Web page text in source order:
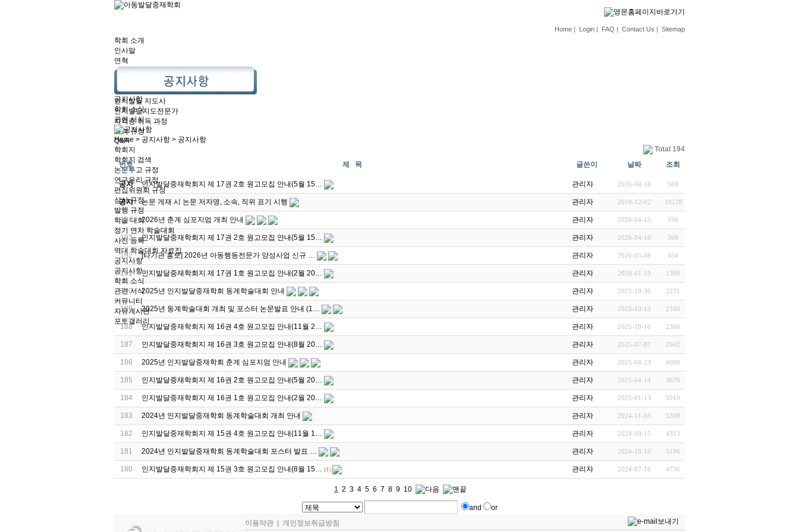
Home | Login | FAQ | Contact Us | Sitemap
학회 소개
인사말
연혁
조직구성도
자격증 정보
인지발달 지도사
인지발달지도전문가
자격증 취득 과정
자격 규정
Q&A
학회지
학회지 검색
논문투고 규정
연구윤리 규정
편집위원회 규정
심사 규정
발행 규정
학술 대회
정기 연차 학술대회
사전 등록
역대 학술대회 자료집
공지사항
공지사항
학회 소식
관련 서식
커뮤니티
자유게시판
포토갤러리
공지사항
학회 소식
관련 서식
Home > 공지사항 > 공지사항
Total 194
번호
제 목 글쓴이 날짜 조회
공지 인지발달중재학회지 제 17권 2호 원고모집 안내(5월 15… 관리자 2026-04-10 569
공지 논문 게재 시 논문 저자명, 소속, 직위 표기 시행 관리자 2019-12-02 10228
194 2026년 춘계 심포지엄 개최 안내 관리자 2026-04-15 196
193 인지발달중재학회지 제 17권 2호 원고모집 안내(5월 15… 관리자 2026-04-10 569
192 [타기관 홍보] 2026년 아동행동전문가 양성사업 신규 … 관리자 2026-03-08 454
191 인지발달중재학회지 제 17권 1호 원고모집 안내(2월 20… 관리자 2026-01-19 1398
190 2025년 인지발달중재학회 동계학술대회 안내 관리자 2025-10-30 2231
189 2025년 동계학술대회 개최 및 포스터 논문발표 안내 (1… 관리자 2025-10-13 2340
188 인지발달중재학회지 제 16권 4호 원고모집 안내(11월 2… 관리자 2025-10-10 2368
187 인지발달중재학회지 제 16권 3호 원고모집 안내(8월 20… 관리자 2025-07-07 2942
186 2025년 인지발달중재학회 춘계 심포지엄 안내 관리자 2025-04-23 4008
185 인지발달중재학회지 제 16권 2호 원고모집 안내(5월 20… 관리자 2025-04-14 3678
184 인지발달중재학회지 제 16권 1호 원고모집 안내(2월 20… 관리자 2025-01-13 3919
183 2024년 인지발달중재학회 동계학술대회 개최 안내 관리자 2024-11-03 5309
182 인지발달중재학회지 제 15권 4호 원고모집 안내(11월 1… 관리자 2024-10-15 4313
181 2024년 인지발달중재학회 동계학술대회 포스터 발표 … 관리자 2024-10-10 5186
180 인지발달중재학회지 제 15권 3호 원고모집 안내(8월 15… (1) 관리자 2024-07-16 4736
1 2 3 4 5 6 7 8 9 10
and
or
이용약관
개인정보취급방침